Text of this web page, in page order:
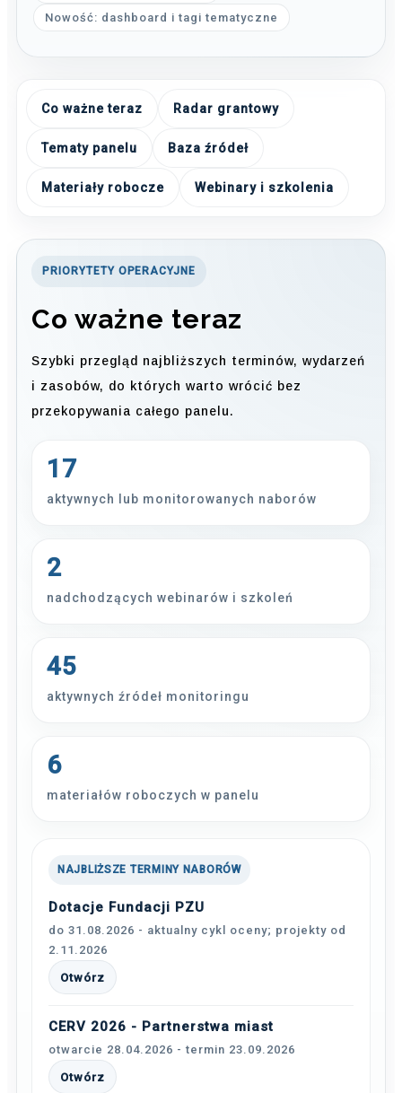
Nowość: dashboard i tagi tematyczne
Co ważne teraz Radar grantowy
Tematy panelu Baza źródeł
Materiały robocze Webinary i szkolenia
PRIORYTETY OPERACYJNE
Co ważne teraz
Szybki przegląd najbliższych terminów, wydarzeń
i zasobów, do których warto wrócić bez
przekopywania całego panelu.
17
aktywnych lub monitorowanych naborów
2
nadchodzących webinarów i szkoleń
45
aktywnych źródeł monitoringu
6
materiałów roboczych w panelu
NAJBLIŻSZE TERMINY NABORÓW
Dotacje Fundacji PZU
do 31.08.2026 - aktualny cykl oceny; projekty od
2.11.2026
Otwórz
CERV 2026 - Partnerstwa miast
otwarcie 28.04.2026 - termin 23.09.2026
Otwórz